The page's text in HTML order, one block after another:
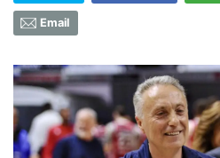
Email